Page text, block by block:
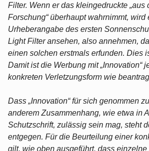
Filter. Wenn er das kleingedruckte „aus
Forschung“ überhaupt wahrnimmt, wird
Urheberangabe des ersten
Light Filter ansehen, also annehmen,
einen solchen erstmals erfunden. Dies
Damit ist die Werbung mit „Innovation“
konkreten Verletzungsform wie
Dass „Innovation“ für sich genommen
anderem Zusammenhang, wie etwa in
Schutzschrift, zulässig sein mag, steht
entgegen. Für die Beurteilung einer
gilt, wie oben ausgeführt, dass